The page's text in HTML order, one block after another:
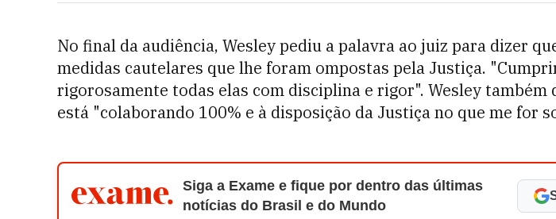
No final da audiência, Wesley pediu a palavra ao juiz para dizer
medidas cautelares que lhe foram ompostas pela Justiça.
rigorosamente todas elas com disciplina e rigor". Wesley também
está "colaborando 100% e à disposição da Justiça no que me for
Siga a Exame e fique por dentro das últimas
notícias do Brasil e do Mundo